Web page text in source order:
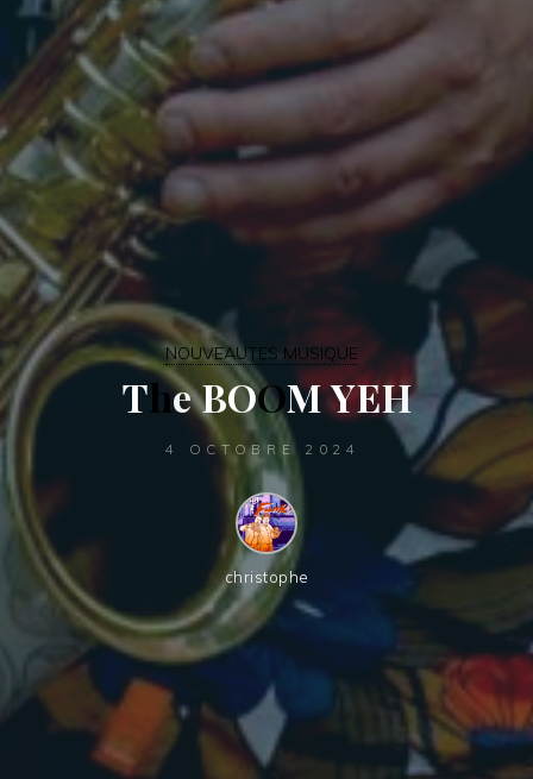
NOUVEAUTES MUSIQUE
TheBOOMY Y
EH H
4 OCTOBRE 2024
christophe